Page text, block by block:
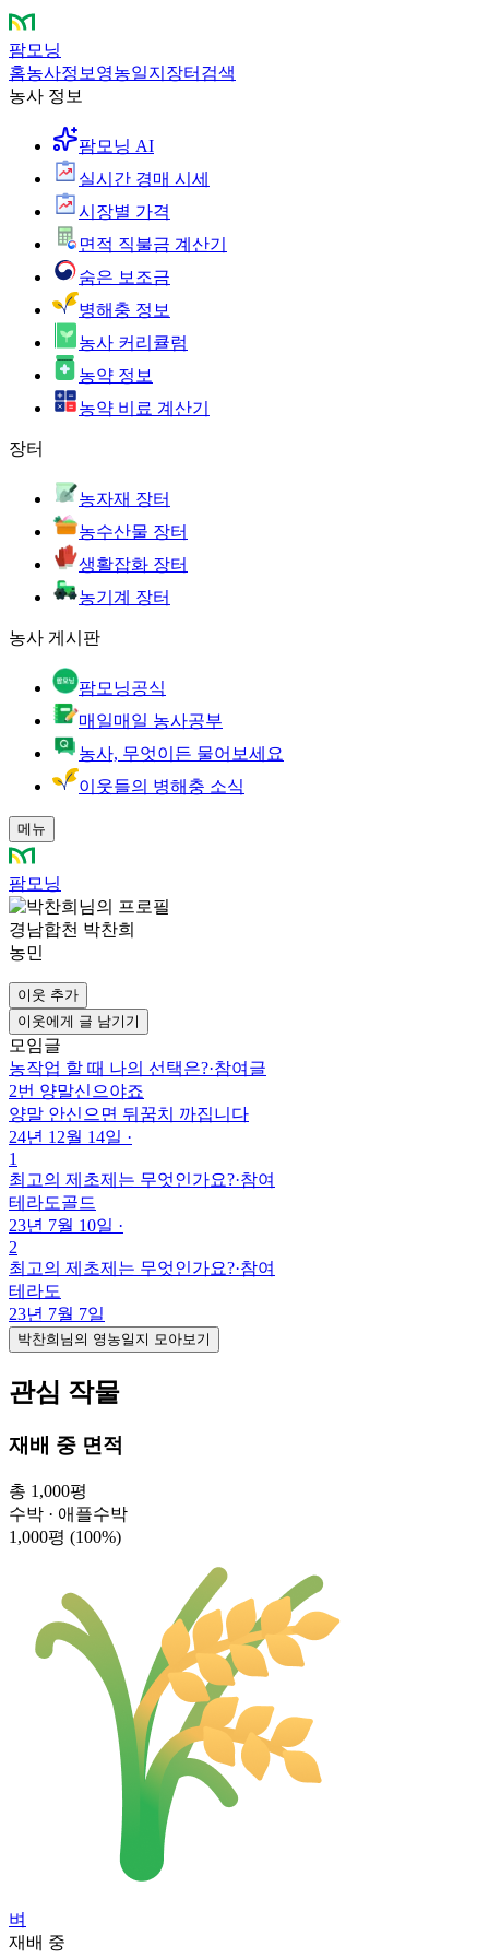
팜모닝
홈농사정보 영농일지 장터 검색
농사 정보
팜모닝 AI
실시간 경매 시세
시장별 가격
면적 직불금 계산기
숨은 보조금
병해충 정보
농사 커리큘럼
농약 정보
농약 비료 계산기
장터
농자재 장터
농수산물 장터
생활잡화 장터
농기계 장터
농사 게시판
팜모닝공식
매일매일 농사공부
농사, 무엇이든 물어보세요
이웃들의 병해충 소식
메뉴
팜모닝
경남합천 박찬희
농민
이웃 추가
이웃에게 글 남기기
모임글
농작업 할 때 나의 선택은?·참여글
2번 양말신으야죠
양말 안신으면 뒤꿈치 까집니다
24년 12월 14일 ·
1
최고의 제초제는 무엇인가요?·참여
테라도골드
23년 7월 10일 ·
2
최고의 제초제는 무엇인가요?·참여
테라도
23년 7월 7일
박찬희님의 영농일지 모아보기
관심 작물
재배 중 면적
총 1,000평
수박 · 애플수박
1,000평 (100%)
벼
재배 중